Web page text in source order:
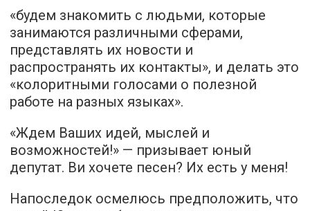
«будем знакомить с людьми, которые
занимаются различными сферами,
представлять их новости и
распространять их контакты», и делать это
«колоритными голосами о полезной
работе на разных языках».
«Ждем Ваших идей, мыслей и
возможностей!» — призывает юный
депутат. Ви хочете песен? Их есть у меня!
Напоследок осмелюсь предположить, что